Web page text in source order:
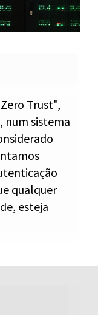
Trust",
num sistema
qualquer
esteja